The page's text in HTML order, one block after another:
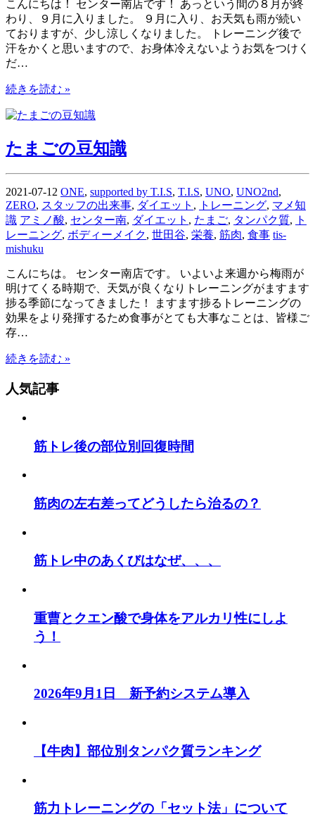
こんにちは！ センター南店です！ あっという間の８月が終
わり、９月に入りました。 ９月に入り、お天気も雨が続い
ておりますが、少し涼しくなりました。 トレーニング後で
汗をかくと思いますので、お身体冷えないようお気をつけく
だ…
続きを読む »
たまごの豆知識
2021-07-12 ONE, supported by T.I.S, T.I.S, UNO, UNO2nd,
ZERO, スタッフの出来事, ダイエット , トレーニング, マメ知
識 アミノ酸, センター南, ダイエット , たまご, タンパク質,
ト
レーニング, ボディーメイク, 世田谷, 栄養, 筋肉, 食事 tis-
mishuku
こんにちは。 センター南店です。 いよいよ来週から梅雨が
明けてくる時期で、天気が良くなりトレーニングがますます
捗る季節になってきました！ ますます捗るトレーニングの
効果をより発揮するため食事がとても大事なことは、皆様ご
存…
続きを読む »
人気記事
筋トレ後の部位別回復時間
筋肉の左右差ってどうしたら治るの？
筋トレ中のあくびはなぜ、、、
重曹とクエン酸で身体をアルカリ性にしよ
う！
2026年9月1日 新予約システム導入
【牛肉】部位別タンパク質ランキング
筋力トレーニングの「セット法」について